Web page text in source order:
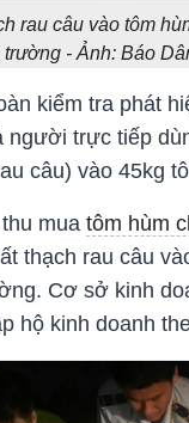
rau câu vào tôm
trường - Ảnh: Báo
kiểm tra phát
người trực tiếp
câu) vào 45kg
mua tôm hùm
thạch rau câu
Cơ sở kinh
hộ kinh doanh